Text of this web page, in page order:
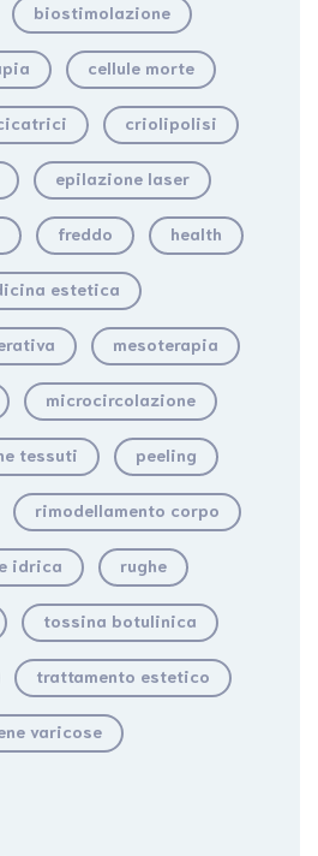
biostimolazione
cellule morte
criolipolisi
epilazione laser
freddo health
estetica
mesoterapia
microcircolazione
tessuti peeling
rimodellamento corpo
idrica rughe
tossina botulinica
trattamento estetico
varicose